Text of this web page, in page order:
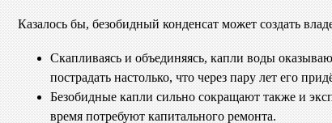
Казалось бы, безобидный конденсат может создать
Скапливаясь и объединяясь, капли воды
пострадать настолько, что через пару лет его
Безобидные капли сильно сокращают также и
время потребуют капитального ремонта.